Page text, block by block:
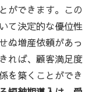
ができます。この
て決定的な優位性
ぬ増産依頼があっ
れば、顧客満足度
を築くことができ